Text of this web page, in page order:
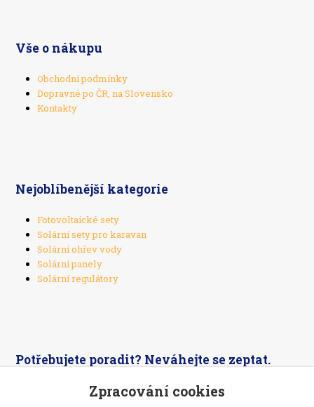
Vše o nákupu
Obchodní podmínky
Dopravné po ČR, na Slovensko
Kontakty
Nejoblíbenější kategorie
Fotovoltaické sety
Solární sety pro karavan
Solární ohřev vody
Solární panely
Solární regulátory
Potřebujete poradit? Neváhejte se zeptat.
+420 603 526 269
Zpracování cookies